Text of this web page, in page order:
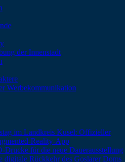
der Innenstadt
Werbekommunikation
im Landkreis Kusel: Offizieller
Reality-App
Drucke für die neue Dauerausstellung
Rückkehr des Goslarer Doms